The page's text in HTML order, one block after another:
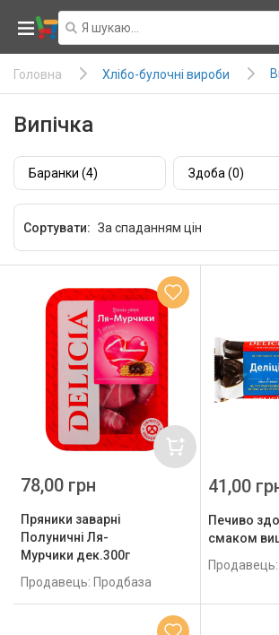
Головна Хлібо-булочні вироби
Випічка
Баранки (4) Здоба (0)
Сортувати:
Пряники заварні
Полуничні Ля-
Мурчики дек.300г
Продавець: Продбаза
78,00 грн
Печиво
смаком
41,00